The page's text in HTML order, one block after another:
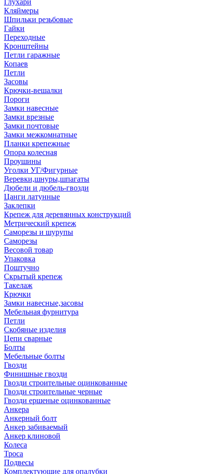
Глухари
Кляймеры
Шпильки резьбовые
Гайки
Переходные
Кронштейны
Петли гаражные
Копаев
Петли
Засовы
Крючки-вешалки
Пороги
Замки навесные
Замки врезные
Замки почтовые
Замки межкомнатные
Планки крепежные
Опора колесная
Проушины
Уголки УГ/Фигурные
Веревки,шнуры,шпагаты
Дюбели и дюбель-гвозди
Цанги латунные
Заклепки
Крепеж для деревянных конструкций
Метрический крепеж
Саморезы и шурупы
Саморезы
Весовой товар
Упаковка
Поштучно
Скрытый крепеж
Такелаж
Крючки
Замки навесные,засовы
Мебельная фурнитура
Петли
Скобяные изделия
Цепи сварные
Болты
Мебельные болты
Гвозди
Финишные гвозди
Гвозди строительные оцинкованные
Гвозди строительные черные
Гвозди ершеные оцинкованные
Анкера
Анкерный болт
Анкер забиваемый
Анкер клиновой
Колеса
Троса
Подвесы
Комплектующие для опалубки